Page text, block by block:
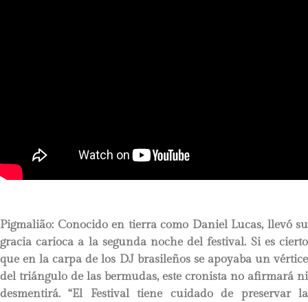
Pigmalião: Conocido en tierra como Daniel Lucas, llevó su
gracia carioca a la segunda noche del festival. Si es cierto
que en la carpa de los DJ brasileños se apoyaba un vértice
del triángulo de las bermudas, este cronista no afirmará ni
desmentirá. “El Festival tiene cuidado de preservar la